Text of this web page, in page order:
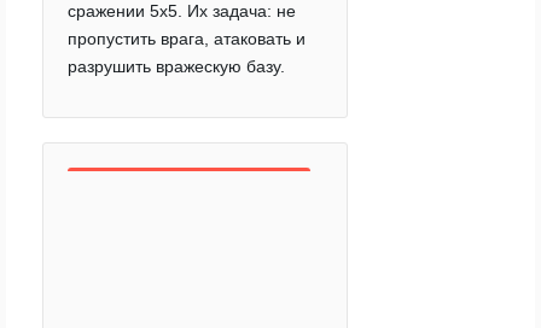
сражении 5x5. Их задача: не
пропустить врага, атаковать и
разрушить вражескую базу.